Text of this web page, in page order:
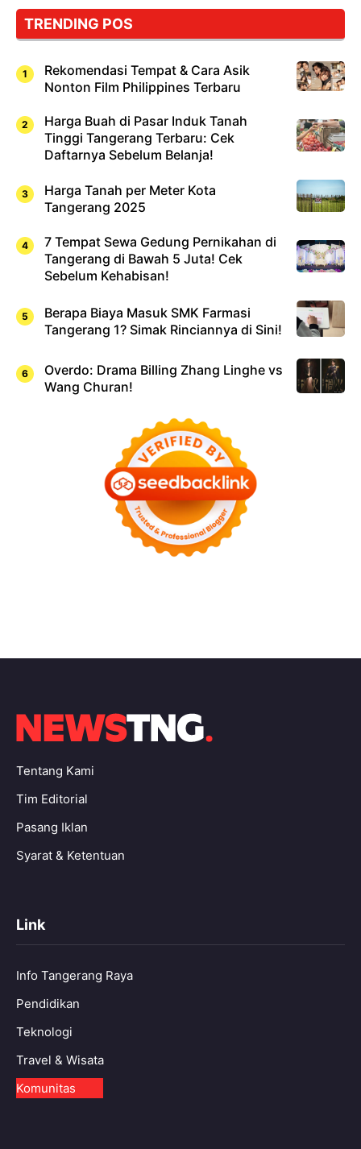
Cuma
Sushi!
TRENDING POS
Rekomendasi Tempat & Cara Asik
Nonton Film Philippines Terbaru
Harga Buah di Pasar Induk Tanah
Tinggi Tangerang Terbaru: Cek
Daftarnya Sebelum Belanja!
Harga Tanah per Meter Kota
Tangerang 2025
7 Tempat Sewa Gedung Pernikahan di
Tangerang di Bawah 5 Juta! Cek
Sebelum Kehabisan!
Berapa Biaya Masuk SMK Farmasi
Tangerang 1? Simak Rinciannya di Sini!
Overdo: Drama Billing Zhang Linghe vs
Wang Churan!
Tentang Kami
Tim Editorial
Pasang Iklan
Syarat & Ketentuan
Link
Info Tangerang Raya
Pendidikan
Teknologi
Travel & Wisata
Komunitas